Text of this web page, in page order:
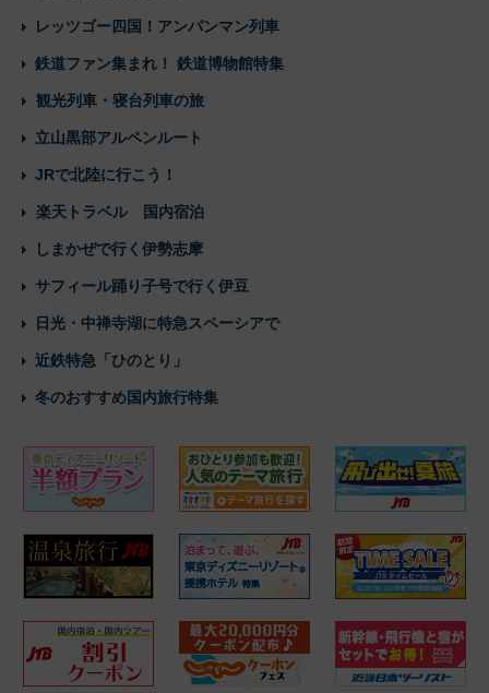
レッツゴー四国！アンパンマン列車
鉄道ファン集まれ！ 鉄道博物館特集
観光列車・寝台列車の旅
立山黒部アルペンルート
JRで北陸に行こう！
楽天トラベル 国内宿泊
しまかぜで行く伊勢志摩
サフィール踊り子号で行く伊豆
日光・中禅寺湖に特急スペーシアで
近鉄特急「ひのとり」
冬のおすすめ国内旅行特集